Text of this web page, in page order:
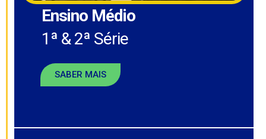
Ensino Médio
1ª & 2ª Série
SABER MAIS